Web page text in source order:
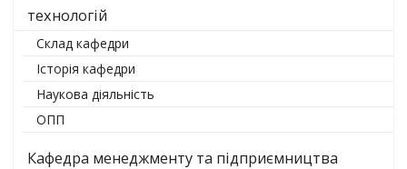
технологій
Склад кафедри
Історія кафедри
Наукова діяльність
ОПП
Кафедра менеджменту та підприємництва